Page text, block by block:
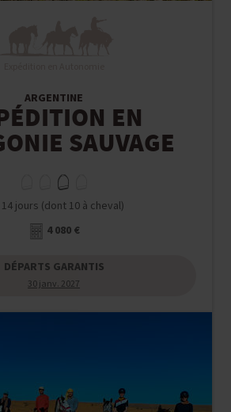
EN
SAUVAGE
14 jours (dont 10 à cheval)
4 080 €
30 janv. 2027